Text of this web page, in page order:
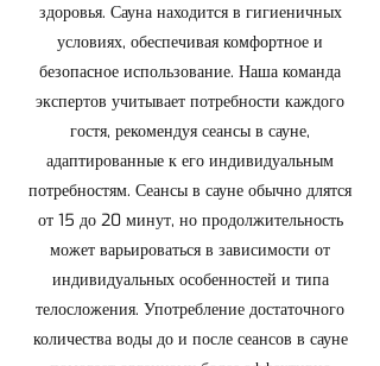
здоровья. Сауна находится в гигиеничных
условиях, обеспечивая комфортное и
безопасное использование. Наша команда
экспертов учитывает потребности каждого
гостя, рекомендуя сеансы в сауне,
адаптированные к его индивидуальным
потребностям. Сеансы в сауне обычно длятся
от 15 до 20 минут, но продолжительность
может варьироваться в зависимости от
индивидуальных особенностей и типа
телосложения. Употребление достаточного
количества воды до и после сеансов в сауне